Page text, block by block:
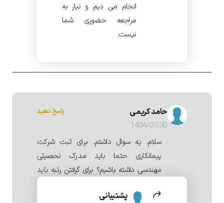
انجام می دیم و نیاز به
مراجعه حضوری شما
نیست.
حامد کریمی
1404/07/30
پاسخ دهید
سلام. یه سوال داشتم. برای ثبت شرکت
پیمانکاری حتما باید مدرک تحصیلی
مهندسی داشته باشیم؟ برای گرفتن رتبه باید
پشتیبانی